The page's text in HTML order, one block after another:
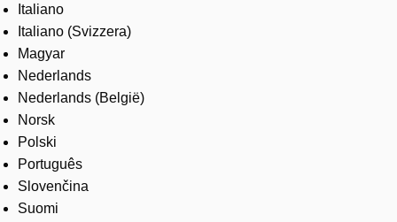
Italiano
Italiano (Svizzera)
Magyar
Nederlands
Nederlands (België)
Norsk
Polski
Português
Slovenčina
Suomi